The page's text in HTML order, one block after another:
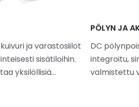
ja varastosiilot
sisätiloihin.
yksilöllisiä…
PÖLYN JA
DC
integroitu,
valmistettu